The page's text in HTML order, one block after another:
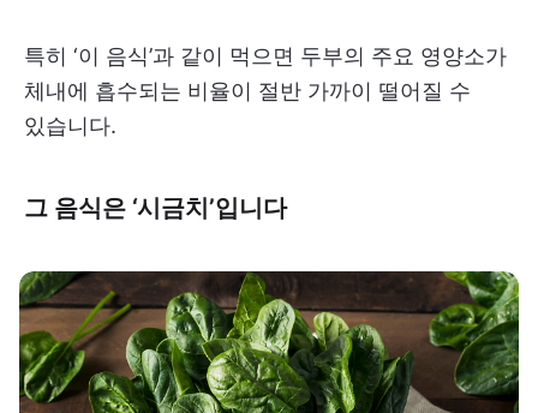
특히 ‘이 음식’과 같이 먹으면 두부의 주요 영양소가
체내에 흡수되는 비율이 절반 가까이 떨어질 수
있습니다.
그 음식은 ‘시금치’입니다